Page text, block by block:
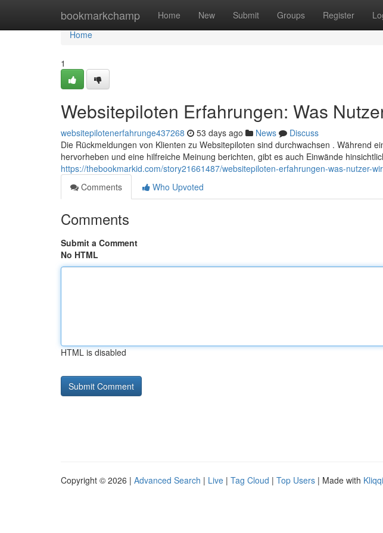
bookmarkchamp Home New Submit Groups Register
Home
Home
1
Websitepiloten Erfahrungen: Was
websitepilotenerfahrunge437268 53 days ago News
Discuss
Die Rückmeldungen von Klienten zu Websitepiloten sind durchwachsen . Während
hervorheben und eine hilfreiche Meinung berichten, gibt es auch Einwände
https://thebookmarkid.com/story21661487/websitepiloten-erfahrungen-was-nutzer-
Comments
Who Upvoted
Comments
Submit a Comment
No HTML
HTML is disabled
Copyright © 2026 | Advanced Search | Live | Tag Cloud | Top Users | Made with